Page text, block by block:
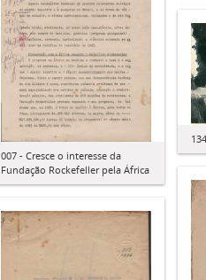
007 - Cresce o interesse da
Fundação Rockefeller pela África